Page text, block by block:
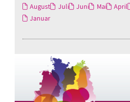
August
Juli Juni Mai April
Januar